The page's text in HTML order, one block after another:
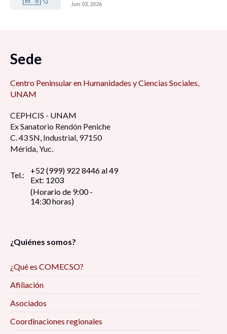
Jun 03, 2026
Sede
Centro Peninsular en Humanidades y Ciencias Sociales,
UNAM
CEPHCIS - UNAM
Ex Sanatorio Rendón Peniche
C. 43 SN, Industrial, 97150
Mérida, Yuc.
Tel.:
+52 (999) 922 8446 al 49
Ext: 1203
(Horario de 9:00 -
14:30 horas)
¿Quiénes somos?
¿Qué es COMECSO?
Afiliación
Asociados
Coordinaciones regionales